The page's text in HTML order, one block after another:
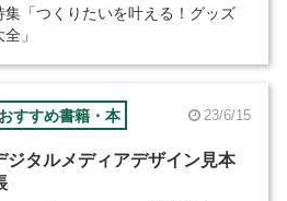
集「つくりたいを叶える！グッズ
全」
おすすめ書籍・本 23/6/15
ジタルメディアデザイン見本